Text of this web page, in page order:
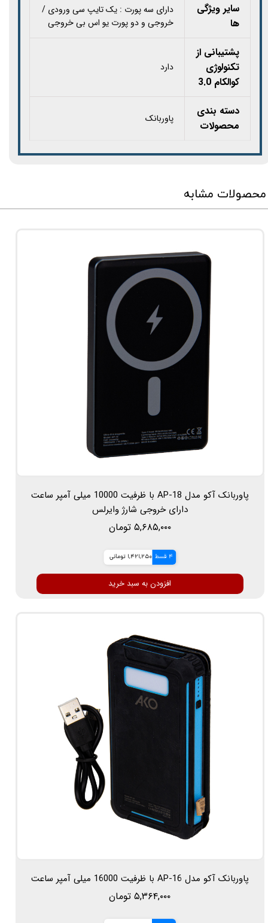
سایر ویژگی
ها
دارای سه پورت : یک تایپ سی ورودی /
خروجی و دو پورت یو اس بی خروجی
پشتیبانی از
تکنولوژی
کوالکام 3.0
دارد
دسته بندی
محصولات
پاوربانک
محصولات مشابه
پاوربانک آکو مدل AP-18 با ظرفیت 10000 میلی آمپر ساعت
دارای خروجی شارژ وایرلس
۵,۶۸۵,۰۰۰ تومان
4 قسط 1,421,250 تومانی
افزودن به سبد خرید
پاوربانک آکو مدل AP-16 با ظرفیت 16000 میلی آمپر ساعت
۵,۳۶۴,۰۰۰ تومان